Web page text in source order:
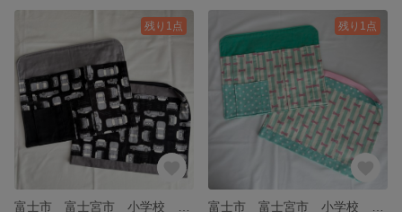
残り1点 残り1点